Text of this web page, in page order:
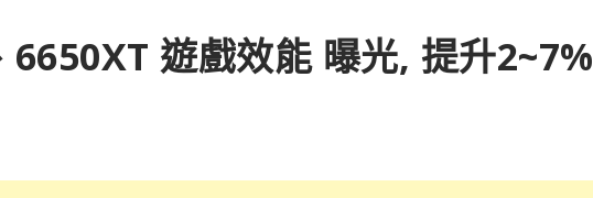
遊戲效能 曝光, 提升2~7%